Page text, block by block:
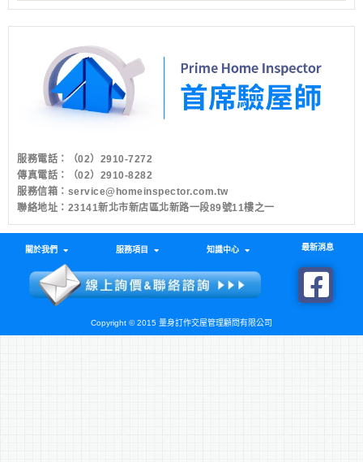
服務電話：
（02）2910-7272
傳真電話：（02）2910-8282
服務信箱： service@homeinspector.com.tw
聯絡地址：23141新北市新店區北新路一段89號11樓之一
關於我們 服務項目 知識中心 最新消息
Copyright © 2015 量身訂作交屋管理顧問有限公司